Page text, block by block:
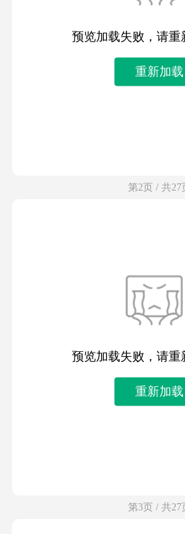
预览加载失败，请重
重新加载
第2页 / 共27
预览加载失败，请重
重新加载
第3页 / 共27